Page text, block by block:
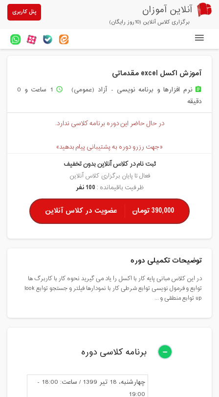
آنلاین آموزان
برگزاری کلاس آنلاین (10روز رایگان)
پنل کاربری
آزمون های آنلاین
درباره ما
آموزش اکسل excel مقدماتی
assignment نرم افزارها و برنامه نویسی - آزاد (عمومی) access_time
1 ساعت و 0
دقیقه
در حال حاضر این دوره برنامه کلاسی ندارد.
«جهت رزرو دوره به پشتیبانی پیام بدهید»
ثبت نام در کلاس آنلاین بدون تخفیف
فعال تا پایان برگزاری کلاس آنلاین
ظرفیت باقیمانده : 100 نفر
390,000 تومان عضویت در کلاس آنلاین
توضیحات تکمیلی دوره
در این کلاس مبانی پایه کار با اکسل را یاد می گیرید نحوه کار با کاربرگ ها
توابع و فرمول نویسی توابع شرطی کار با نمودارها فیلتر و جستجو توابع look
up توابع منطقی و ...
برنامه کلاسی دوره
چهارشنبه، 18 تیر 1399 / ساعت: 18:00 -
19:00